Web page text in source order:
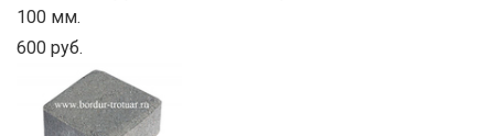
100 мм.
600 руб.